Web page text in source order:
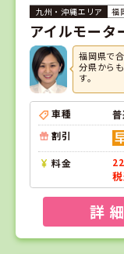
福
アイルモータ
福岡県で
分県から
す。
車種
割引
料金
詳 細